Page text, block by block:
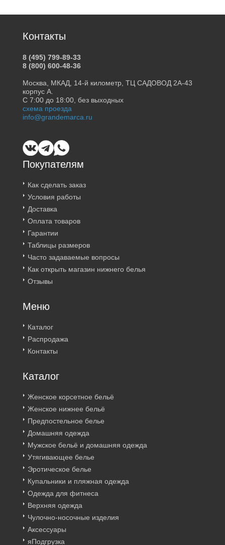
Покупателям
Как сделать заказ
Условия работы
Доставка
Оплата товаров
Гарантии
Таблицы размеров
Часто задаваемые вопросы
Как открыть магазин нижнего белья
Отзывы
Меню
Каталог
Распродажа
Контакты
Каталог
Женское корсетное бельё
Женское нижнее бельё
Предпостельное белье
Домашняя одежда
Мужское бельё и домашняя одежда
Утягивающее белье
Эротическое белье
Купальники и пляжная одежда
Одежда для фитнеса
Верхняя одежда
Чулочно-носочные изделия
Аксессуары
яПодгрузка
Контакты
8 (495) 799-89-33
8 (800) 600-48-36
Москва, МКАД, 14-й километр, ТЦ САДОВОД 2А-43
корпус А.
С 7:00 до 18:00, без выходных
схема проезда
info@grandemarca.ru